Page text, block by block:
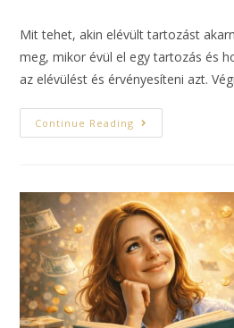
Mit tehet, akin elévült tartozást
meg, mikor évül el egy tartozás és
az elévülést és érvényesíteni azt.
Continue Reading